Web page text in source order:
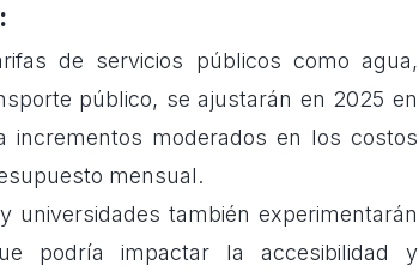
de servicios públicos como agua,
público, se ajustarán en 2025 en
incrementos moderados en los costos
mensual.
universidades también experimentarán
podría impactar la accesibilidad y